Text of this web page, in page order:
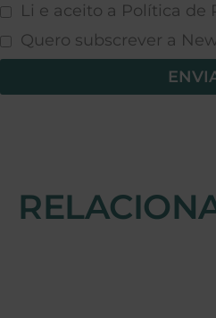
Li e aceito a Política de
Quero subscrever a